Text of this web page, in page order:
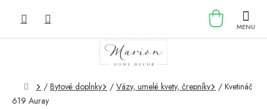
KOŠÍK
Domov
/ Bytové doplnky / Vázy, umelé kvety, črepníky / Kvetináč
619 Auray